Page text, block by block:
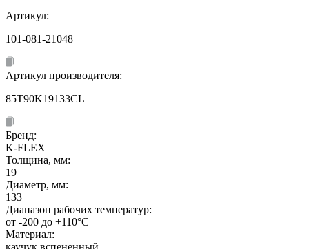
Артикул:
101-081-21048
Артикул производителя:
85T90K19133CL
Бренд:
K-FLEX
Толщина, мм:
19
Диаметр, мм:
133
Диапазон рабочих температур:
от -200 до +110°C
Материал:
каучук вспененный